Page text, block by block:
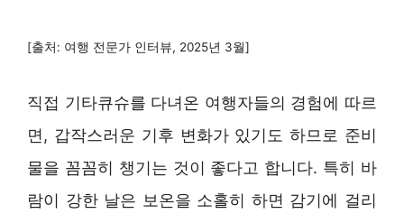
[출처: 여행 전문가 인터뷰, 2025년 3월]
직접 기타큐슈를 다녀온 여행자들의 경험에 따르
면, 갑작스러운 기후 변화가 있기도 하므로 준비
물을 꼼꼼히 챙기는 것이 좋다고 합니다. 특히 바
람이 강한 날은 보온을 소홀히 하면 감기에 걸리